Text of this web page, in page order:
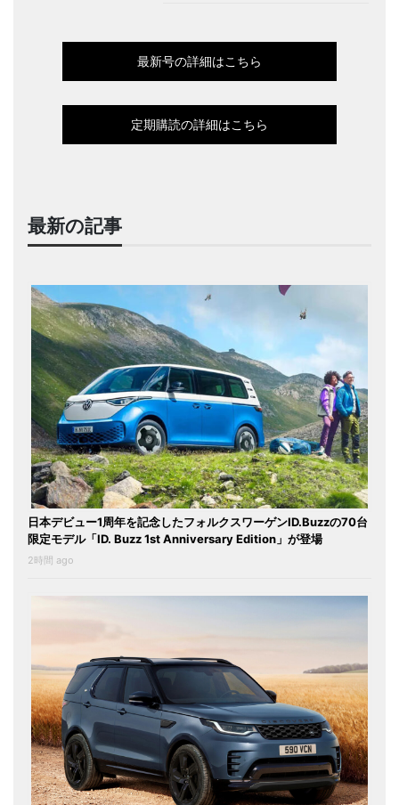
最新号の詳細はこちら
定期購読の詳細はこちら
最新の記事
日本デビュー1周年を記念したフォルクスワーゲンID.Buzzの70台
限定モデル「ID. Buzz 1st Anniversary Edition」が登場
2時間 ago